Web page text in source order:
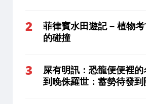
菲律賓水田遊記 – 植物
的碰撞
屎有明訊：恐龍便便裡
到晚侏羅世：蓄勢待發到